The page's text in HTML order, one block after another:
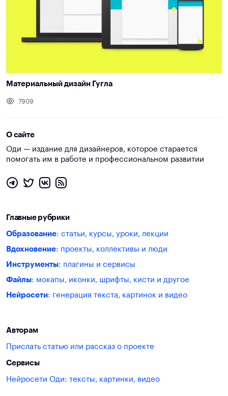
Материальный дизайн Гугла
7909
О сайте
Оди — издание для дизайнеров, которое старается
помогать им в работе и профессиональном развитии
Главные рубрики
Образование: статьи, курсы, уроки, лекции
Вдохновение: проекты, коллективы и люди
Инструменты: плагины и сервисы
Файлы: мокапы, иконки, шрифты, кисти и другое
Нейросети: генерация текста, картинок и видео
Авторам
Прислать статью или рассказ о проекте
Сервисы
Нейросети Оди: тексты, картинки, видео